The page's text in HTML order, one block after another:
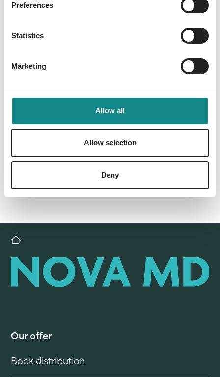
Preferences
Statistics
Marketing
Allow all
Allow selection
Deny
Back to overview
Our offer
Book distribution